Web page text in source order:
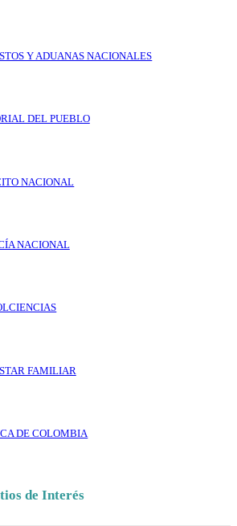
Y ADUANAS NACIONALES
DEL PUEBLO
NACIONAL
NACIONAL
FAMILIAR
DE COLOMBIA
de Interés